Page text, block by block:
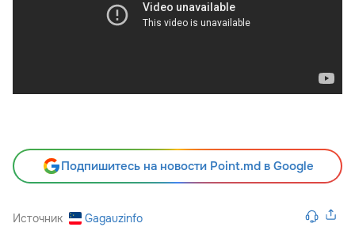
Подпишитесь на новости Point.md в Google
Источник Gagauzinfo